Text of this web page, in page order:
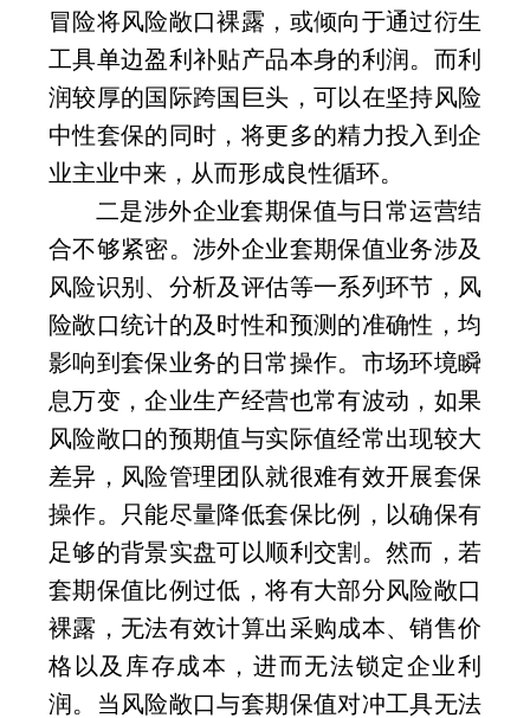
冒险将风险敞口裸露，或倾向于通过衍生
工具单边盈利补贴产品本身的利润。而利
润较厚的国际跨国巨头，可以在坚持风险
中性套保的同时，将更多的精力投入到企
业主业中来，从而形成良性循环。
二是涉外企业套期保值与日常运营结
合不够紧密。涉外企业套期保值业务涉及
风险识别、分析及评估等一系列环节，风
险敞口统计的及时性和预测的准确性，均
影响到套保业务的日常操作。市场环境瞬
息万变，企业生产经营也常有波动，如果
风险敞口的预期值与实际值经常出现较大
差异，风险管理团队就很难有效开展套保
操作。只能尽量降低套保比例，以确保有
足够的背景实盘可以顺利交割。然而，若
套期保值比例过低，将有大部分风险敞口
裸露，无法有效计算出采购成本、销售价
格以及库存成本，进而无法锁定企业利
润。当风险敞口与套期保值对冲工具无法